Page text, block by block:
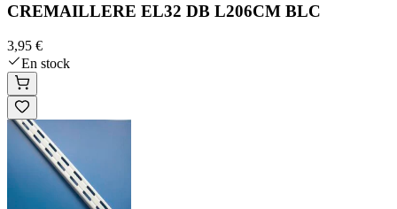
CREMAILLERE EL32 DB L206CM BLC
3,95 €
En stock